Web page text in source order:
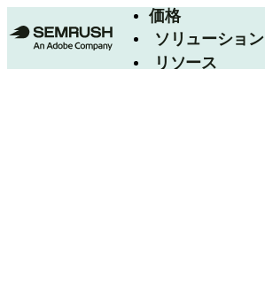
価格
ソリューション
リソース